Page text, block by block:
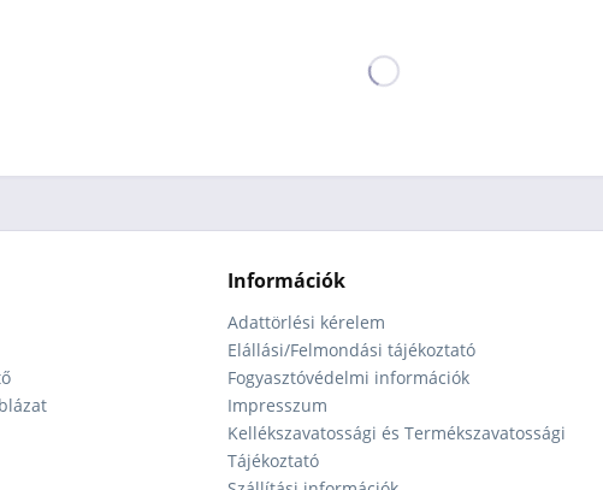
Információk
Adattörlési kérelem
Elállási/Felmondási tájékoztató
Fogyasztóvédelmi információk
Impresszum
Kellékszavatossági és Termékszavatossági
Tájékoztató